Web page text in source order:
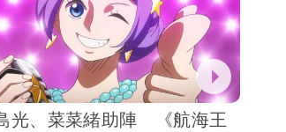
光、菜菜緒助陣 《航海王